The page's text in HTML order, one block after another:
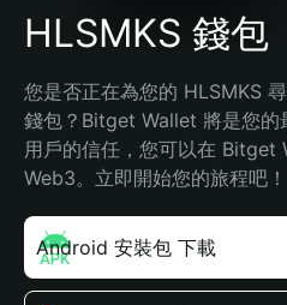
HLSMKS 錢包
您是否正在為您的 HLSMKS
錢包？Bitget Wallet 將是您
用戶的信任，您可以在 Bitget
Web3。立即開始您的旅程吧！
Android 安裝包 下載